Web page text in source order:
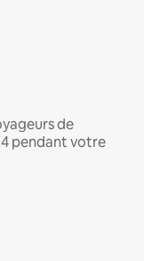
de
pendant votre